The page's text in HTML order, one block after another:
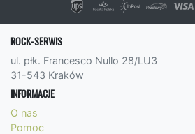
ROCK-SERWIS
ul. płk. Francesco Nullo 28/LU3
31-543 Kraków
INFORMACJE
O nas
Pomoc